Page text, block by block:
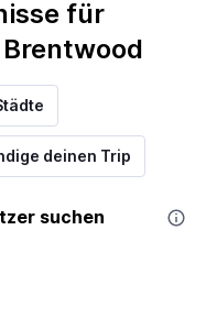
für
deinen Trip
suchen